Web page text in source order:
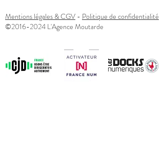
Mentions légales & CGV - Politique de confidentialité
©2016-2024 L'Agence Moutarde